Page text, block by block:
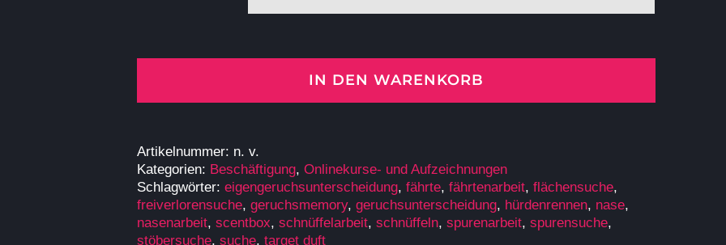
IN DEN WARENKORB
Artikelnummer: n. v.
Kategorien: Beschäftigung, Onlinekurse- und Aufzeichnungen
Schlagwörter: eigengeruchsunterscheidung, fährte, fährtenarbeit, flächensuche,
freiverlorensuche, geruchsmemory, geruchsunterscheidung, hürdenrennen, nase,
nasenarbeit, scentbox, schnüffelarbeit, schnüffeln, spurenarbeit, spurensuche,
stöbersuche, suche, target duft